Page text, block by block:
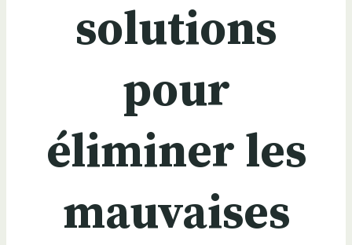
solutions
pour
éliminer les
mauvaises